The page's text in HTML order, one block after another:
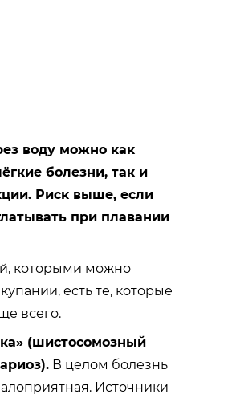
воду можно как
болезни, так и
Риск выше, если
при плавании
которыми можно
есть те, которые
всего.
(шистосомозный
В целом болезнь
Источники